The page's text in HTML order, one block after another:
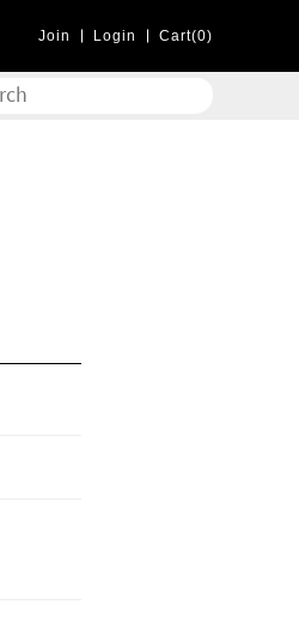
Join Login Cart(0)